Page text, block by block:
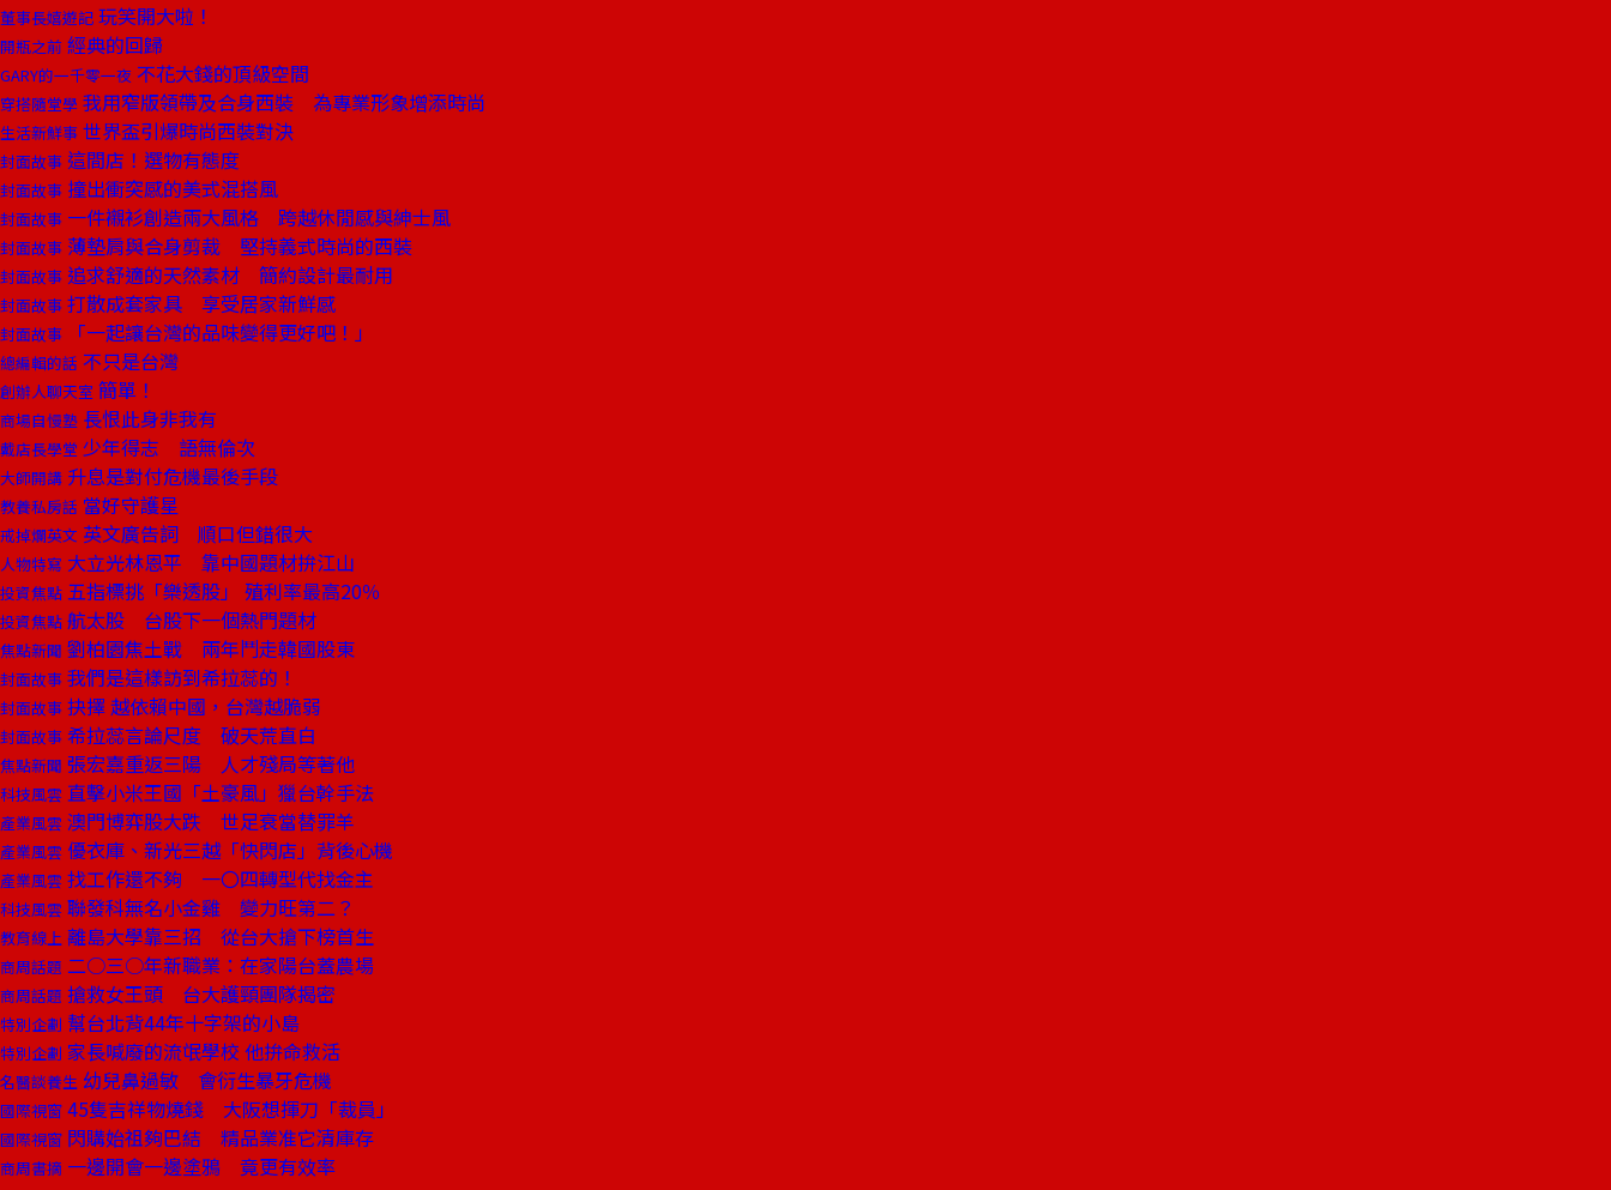
董事長嬉遊記 玩笑開大啦！
開瓶之前 經典的回歸
GARY的一千零一夜 不花大錢的頂級空間
穿搭隨堂學 我用窄版領帶及合身西裝 為專業形象增添時尚
生活新鮮事 世界盃引爆時尚西裝對決
封面故事 這間店！選物有態度
封面故事 撞出衝突感的美式混搭風
封面故事 一件襯衫創造兩大風格 跨越休閒感與紳士風
封面故事 薄墊肩與合身剪裁 堅持義式時尚的西裝
封面故事 追求舒適的天然素材 簡約設計最耐用
封面故事 打散成套家具 享受居家新鮮感
封面故事 「一起讓台灣的品味變得更好吧！」
總編輯的話 不只是台灣
創辦人聊天室 簡單！
商場自慢塾 長恨此身非我有
戴店長學堂 少年得志 語無倫次
大師開講 升息是對付危機最後手段
教養私房話 當好守護星
戒掉爛英文 英文廣告詞 順口但錯很大
人物特寫 大立光林恩平 靠中國題材拚江山
投資焦點 五指標挑「樂透股」 殖利率最高20％
投資焦點 航太股 台股下一個熱門題材
焦點新聞 劉柏園焦土戰 兩年鬥走韓國股東
封面故事 我們是這樣訪到希拉蕊的！
封面故事 抉擇 越依賴中國，台灣越脆弱
封面故事 希拉蕊言論尺度 破天荒直白
焦點新聞 張宏嘉重返三陽 人才殘局等著他
科技風雲 直擊小米王國「土豪風」獵台幹手法
產業風雲 澳門博弈股大跌 世足衰當替罪羊
產業風雲 優衣庫、新光三越「快閃店」背後心機
產業風雲 找工作還不夠 一〇四轉型代找金主
科技風雲 聯發科無名小金雞 變力旺第二？
教育線上 離島大學靠三招 從台大搶下榜首生
商周話題 二○三○年新職業：在家陽台蓋農場
商周話題 搶救女王頭 台大護頸團隊揭密
特別企劃 幫台北背44年十字架的小島
特別企劃 家長喊廢的流氓學校 他拚命救活
名醫談養生 幼兒鼻過敏 會衍生暴牙危機
國際視窗 45隻吉祥物燒錢 大阪想揮刀「裁員」
國際視窗 閃購始祖夠巴結 精品業准它清庫存
商周書摘 一邊開會一邊塗鴉 竟更有效率